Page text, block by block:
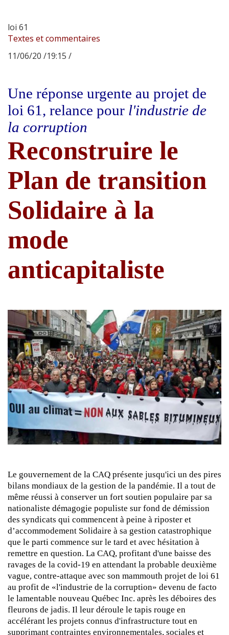
loi 61
Textes et commentaires
11/06/20 /19:15 /
Une réponse urgente au projet de
loi 61, relance pour l'industrie de
la corruption
Reconstruire le
Plan de transition
Solidaire à la
mode
anticapitaliste
Le gouvernement de la CAQ présente jusqu'ici un des pires
bilans mondiaux de la gestion de la pandémie. Il a tout de
même réussi à conserver un fort soutien populaire par sa
nationaliste démagogie populiste sur fond de démission
des syndicats qui commencent à peine à riposter et
d’accommodement Solidaire à sa gestion catastrophique
que le parti commence sur le tard et avec hésitation à
remettre en question. La CAQ, profitant d'une baisse des
ravages de la covid-19 en attendant la probable deuxième
vague, contre-attaque avec son mammouth projet de loi 61
au profit de «l'industrie de la corruption» devenu de facto
le lamentable nouveau Québec Inc. après les déboires des
fleurons de jadis. Il leur déroule le tapis rouge en
accélérant les projets connus d'infrastructure tout en
supprimant contraintes environnementales, sociales et